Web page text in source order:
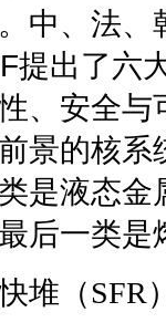
中、法
提出了六
、安全
景的核
是液态
后一类是
堆（SFR